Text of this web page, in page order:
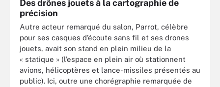
Des drônes jouets à la cartographie de
précision
Autre acteur remarqué du salon, Parrot, célèbre
pour ses casques d’écoute sans fil et ses drones
jouets, avait son stand en plein milieu de la
« statique » (l’espace en plein air où stationnent
avions, hélicoptères et lance-missiles présentés au
public). Ici, outre une chorégraphie remarquée de